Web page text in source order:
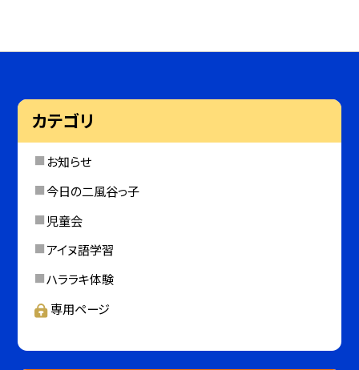
カテゴリ
お知らせ
今日の二風谷っ子
児童会
アイヌ語学習
ハララキ体験
専用ページ